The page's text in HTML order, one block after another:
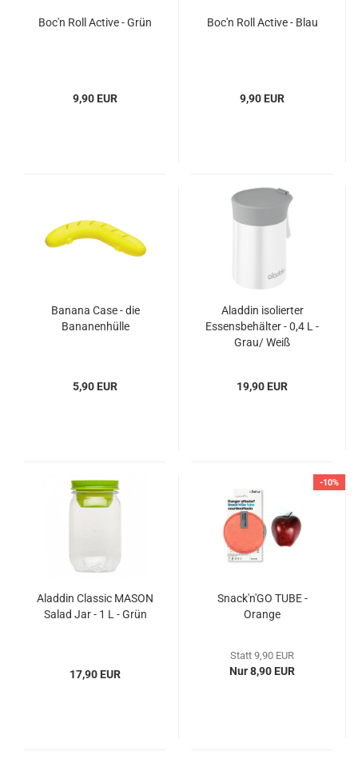
Boc'n Roll Active - Grün
9,90 EUR
Boc'n Roll Active - Blau
9,90 EUR
Banana Case - die
Bananenhülle
5,90 EUR
Aladdin isolierter
Essensbehälter - 0,4 L -
Grau/ Weiß
19,90 EUR
Aladdin Classic MASON
Salad Jar - 1 L - Grün
17,90 EUR
-10%
Snack'n'GO TUBE -
Orange
Statt 9,90 EUR
Nur 8,90 EUR